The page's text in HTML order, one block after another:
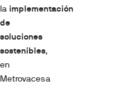
la implementación
de
soluciones
sostenibles,
en
Metrovacesa